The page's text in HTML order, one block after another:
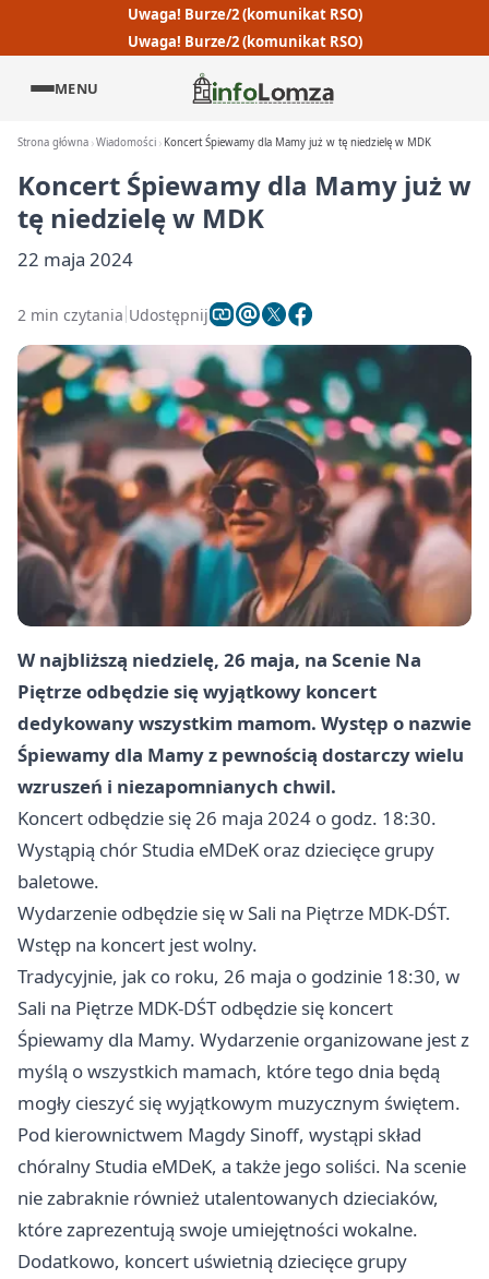
Uwaga! Burze/2 (komunikat RSO)
Uwaga! Burze/2 (komunikat RSO)
MENU
Strona główna Wiadomości Koncert Śpiewamy dla Mamy już w tę niedzielę w MDK
Koncert Śpiewamy dla Mamy już w
tę niedzielę w MDK
22 maja 2024
2 min czytania Udostępnij
W najbliższą niedzielę, 26 maja, na Scenie Na
Piętrze odbędzie się wyjątkowy koncert
dedykowany wszystkim mamom. Występ o nazwie
Śpiewamy dla Mamy z pewnością dostarczy wielu
wzruszeń i niezapomnianych chwil.
Koncert odbędzie się 26 maja 2024 o godz. 18:30.
Wystąpią chór Studia eMDeK oraz dziecięce grupy
baletowe.
Wydarzenie odbędzie się w Sali na Piętrze MDK-DŚT.
Wstęp na koncert jest wolny.
Tradycyjnie, jak co roku, 26 maja o godzinie 18:30, w
Sali na Piętrze MDK-DŚT odbędzie się koncert
Śpiewamy dla Mamy. Wydarzenie organizowane jest z
myślą o wszystkich mamach, które tego dnia będą
mogły cieszyć się wyjątkowym muzycznym świętem.
Pod kierownictwem Magdy Sinoff, wystąpi skład
chóralny Studia eMDeK, a także jego soliści. Na scenie
nie zabraknie również utalentowanych dzieciaków,
które zaprezentują swoje umiejętności wokalne.
Dodatkowo, koncert uświetnią dziecięce grupy